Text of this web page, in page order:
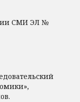
СМИ ЭЛ №